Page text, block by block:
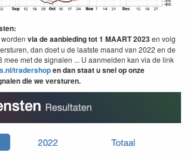
via de aanbieding tot 1 MAART 2023en volg
dan doet u de laatste maand van 2022 en de
mee met de signalen ... U aanmelden kan via de link
tradershopen dan staat u snel op onze
die we versturen.